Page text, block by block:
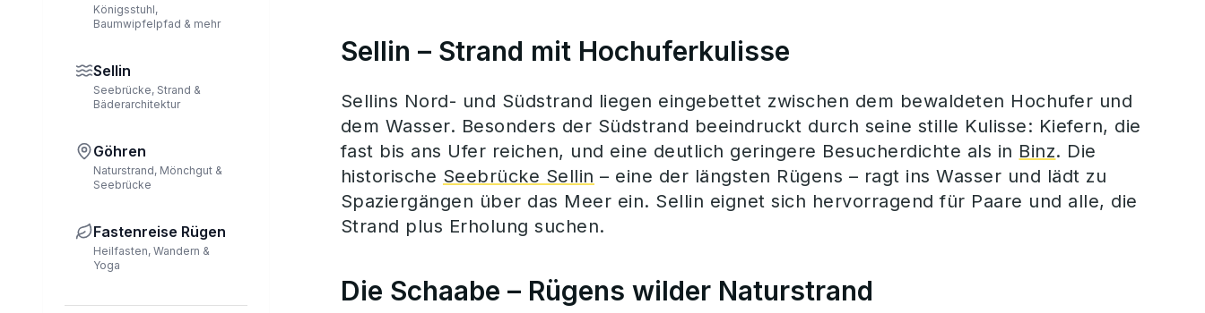
Königsstuhl,
Baumwipfelpfad & mehr
Sellin
Seebrücke, Strand &
Bäderarchitektur
Göhren
Naturstrand, Mönchgut &
Seebrücke
Fastenreise Rügen
Heilfasten, Wandern &
Yoga
Sellin – Strand mit Hochuferkulisse
Sellins Nord- und Südstrand liegen eingebettet zwischen dem bewaldeten Hochufer und
dem Wasser. Besonders der Südstrand beeindruckt durch seine stille Kulisse: Kiefern, die
fast bis ans Ufer reichen, und eine deutlich geringere Besucherdichte als in Binz. Die
historische Seebrücke Sellin – eine der längsten Rügens – ragt ins Wasser und lädt zu
Spaziergängen über das Meer ein. Sellin eignet sich hervorragend für Paare und alle, die
Strand plus Erholung suchen.
Die Schaabe – Rügens wilder Naturstrand